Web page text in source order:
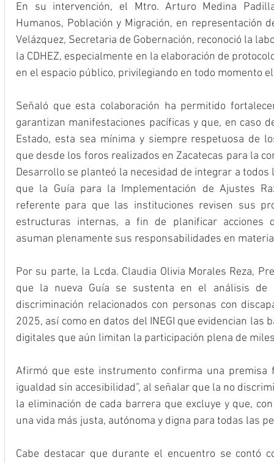
En su intervención, el Mtro. Arturo Medina
Humanos, Población y Migración, en representación
Velázquez, Secretaria de Gobernación, reconoció la
la CDHEZ, especialmente en la elaboración de
en el espacio público, privilegiando en todo momento
Señaló que esta colaboración ha permitido
garantizan manifestaciones pacíficas y que, en caso
Estado, esta sea mínima y siempre respetuosa de
que desde los foros realizados en Zacatecas para la
Desarrollo se planteó la necesidad de integrar a
que la Guía para la Implementación de Ajustes
referente para que las instituciones revisen sus
estructuras internas, a fin de planificar acciones
asuman plenamente sus responsabilidades en
Por su parte, la Lcda. Claudia Olivia Morales Reza,
que la nueva Guía se sustenta en el análisis
discriminación relacionados con personas con
2025, así como en datos del INEGI que evidencian las
digitales que aún limitan la participación plena de
Afirmó que este instrumento confirma una premisa
igualdad sin accesibilidad”, al señalar que la no
la eliminación de cada barrera que excluye y que,
una vida más justa, autónoma y digna para todas las
Cabe destacar que durante el encuentro se contó